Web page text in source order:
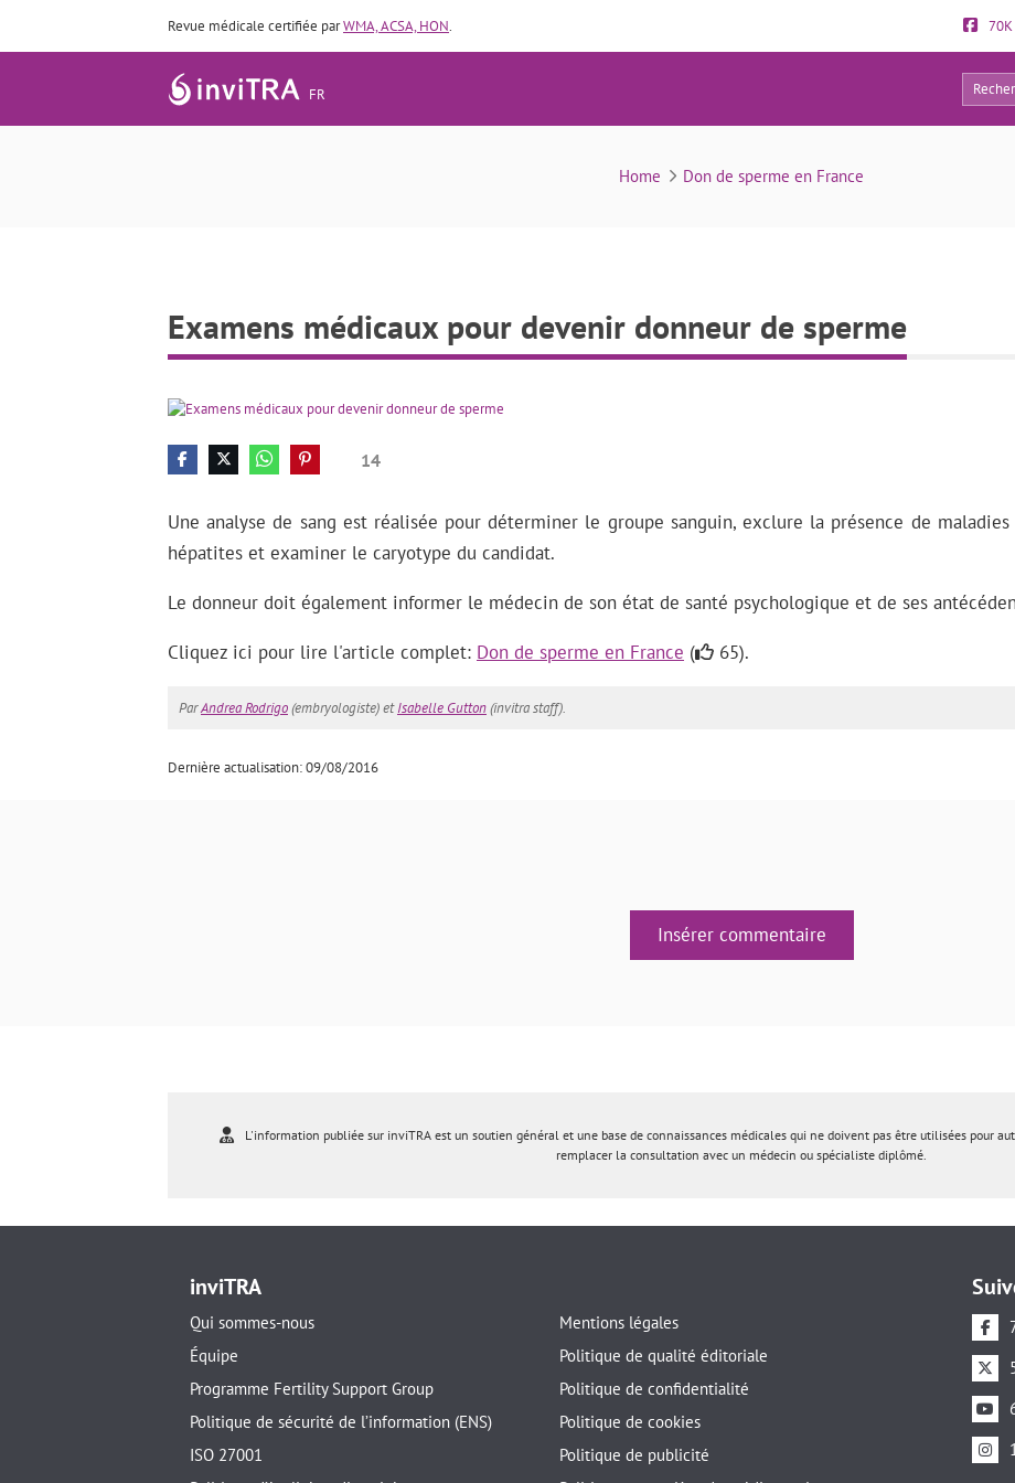
Revue médicale certifiée parWMA, ACSA, HON. 70K
FR
Examens médicaux pour devenir donneur de sperme
14
Home Don de sperme en France
Examens médicaux pour devenir donneur de sperme
14
Une analyse de sang est réalisée pour déterminer le groupe sanguin, exclure la présence de
hépatites et examiner le caryotype du candidat.
Le donneur doit également informer le médecin de son état de santé psychologique et de ses
Cliquez ici pour lire l'article complet: Don de sperme en France ( 65).
ParAndrea Rodrigo(embryologiste) etIsabelle Gutton(invitra staff).
Dernière actualisation: 09/08/2016
Insérer commentaire
L'information publiée sur inviTRA est un soutien général et une base de connaissances médicales qui ne doivent pas être utilisées pour
remplacer la consultation avec un médecin ou spécialiste diplômé.
inviTRA
Qui sommes-nous
Équipe
Programme Fertility Support Group
Politique de sécurité de l’information (ENS)
ISO 27001
Mentions légales
Politique de qualité éditoriale
Politique de confidentialité
Politique de cookies
Politique de publicité